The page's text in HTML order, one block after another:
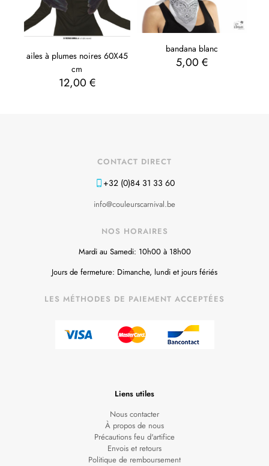
ailes à plumes noires 60X45
cm
12,00 €
bandana blanc
5,00 €
CONTACT DIRECT
+32 (0)84 31 33 60
info@couleurscarnival.be
NOS HORAIRES
Mardi au Samedi: 10h00 à 18h00
Jours de fermeture: Dimanche, lundi et jours fériés
LES MÉTHODES DE PAIEMENT ACCEPTÉES
Liens utiles
Nous contacter
À propos de nous
Précautions feu d'artifice
Envois et retours
Politique de remboursement